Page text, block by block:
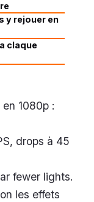
y rejouer en
claque
1080p :
drops à 45
fewer lights.
les effets